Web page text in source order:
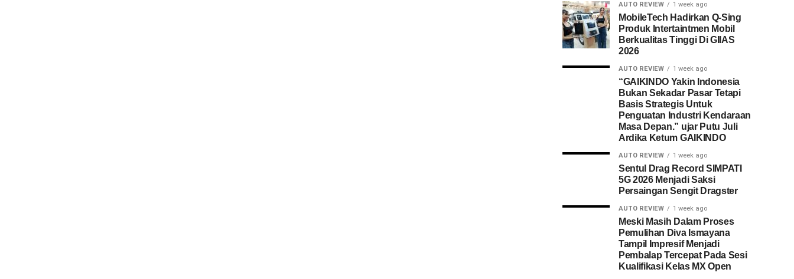
AUTO REVIEW 1 week ago
MobileTech Hadirkan Q-Sing
Produk Intertaintmen Mobil
Berkualitas Tinggi Di GIIAS
2026
AUTO REVIEW 1 week ago
“GAIKINDO Yakin Indonesia
Bukan Sekadar Pasar Tetapi
Basis Strategis Untuk
Penguatan Industri Kendaraan
Masa Depan.” ujar Putu Juli
Ardika Ketum GAIKINDO
AUTO REVIEW 1 week ago
Sentul Drag Record SIMPATI
5G 2026 Menjadi Saksi
Persaingan Sengit Dragster
AUTO REVIEW 1 week ago
Meski Masih Dalam Proses
Pemulihan Diva Ismayana
Tampil Impresif Menjadi
Pembalap Tercepat Pada Sesi
Kualifikasi Kelas MX Open